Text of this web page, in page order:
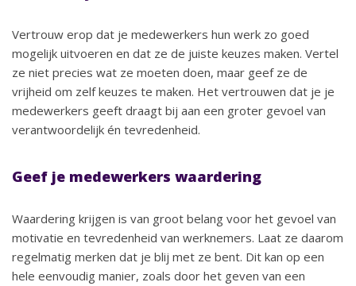
Vertrouw erop dat je medewerkers hun werk zo goed
mogelijk uitvoeren en dat ze de juiste keuzes maken. Vertel
ze niet precies wat ze moeten doen, maar geef ze de
vrijheid om zelf keuzes te maken. Het vertrouwen dat je je
medewerkers geeft draagt bij aan een groter gevoel van
verantwoordelijk én tevredenheid.
Geef je medewerkers waardering
Waardering krijgen is van groot belang voor het gevoel van
motivatie en tevredenheid van werknemers. Laat ze daarom
regelmatig merken dat je blij met ze bent. Dit kan op een
hele eenvoudig manier, zoals door het geven van een